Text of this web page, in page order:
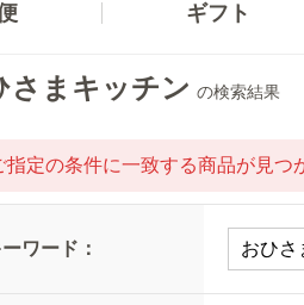
ギフト
さまキッチン の検索結果
指定の条件に一致する商品が見つ
ワード：